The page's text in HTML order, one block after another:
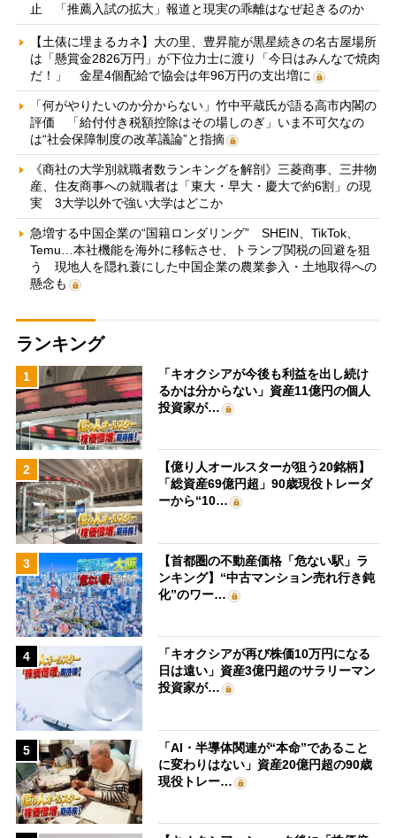
止 「推薦入試の拡大」報道と現実の乖離はなぜ起きるのか
【土俵に埋まるカネ】大の里、豊昇龍が黒星続きの名古屋場所
は「懸賞金2826万円」が下位力士に渡り「今日はみんなで焼肉
だ！」 金星4個配給で協会は年96万円の支出増に
「何がやりたいのか分からない」竹中平蔵氏が語る高市内閣の
評価 「給付付き税額控除はその場しのぎ」いま不可欠なの
は“社会保障制度の改革議論”と指摘
《商社の大学別就職者数ランキングを解剖》三菱商事、三井物
産、住友商事への就職者は「東大・早大・慶大で約6割」の現
実 3大学以外で強い大学はどこか
急増する中国企業の“国籍ロンダリング” SHEIN、TikTok、
Temu…本社機能を海外に移転させ、トランプ関税の回避を狙
う 現地人を隠れ蓑にした中国企業の農業参入・土地取得への
懸念も
ランキング
1
「キオクシアが今後も利益を出し続け
るかは分からない」資産11億円の個人
投資家が…
2
【億り人オールスターが狙う20銘柄】
「総資産69億円超」90歳現役トレーダ
ーから“10…
3
【首都圏の不動産価格「危ない駅」ラ
ンキング】“中古マンション売れ行き鈍
化”のワー…
4
「キオクシアが再び株価10万円になる
日は遠い」資産3億円超のサラリーマン
投資家が…
5
「AI・半導体関連が“本命”であること
に変わりはない」資産20億円超の90歳
現役トレー…